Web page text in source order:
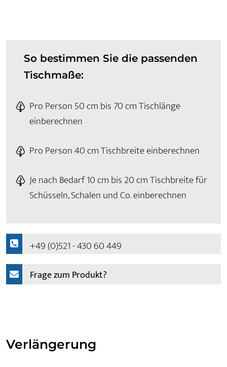
So bestimmen Sie die passenden
Tischmaße:
Pro Person 50 cm bis 70 cm Tischlänge
einberechnen
Pro Person 40 cm Tischbreite einberechnen
Je nach Bedarf 10 cm bis 20 cm Tischbreite für
Schüsseln, Schalen und Co. einberechnen
+49 (0)521 - 430 60 449
Frage zum Produkt?
Verlängerung